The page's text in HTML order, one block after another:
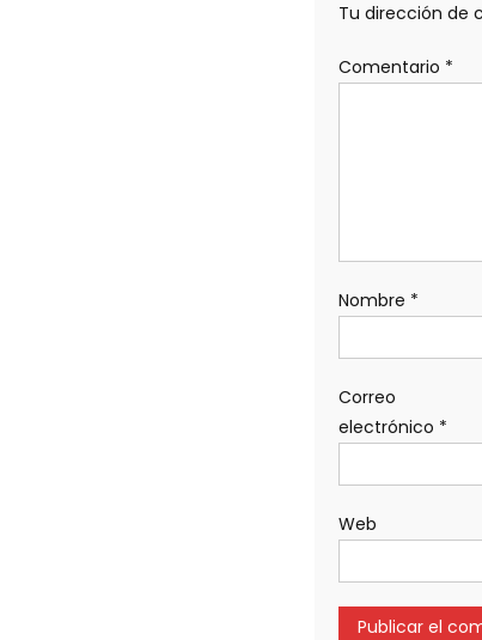
Tu dirección de
Comentario *
Nombre *
Correo
electrónico *
Web